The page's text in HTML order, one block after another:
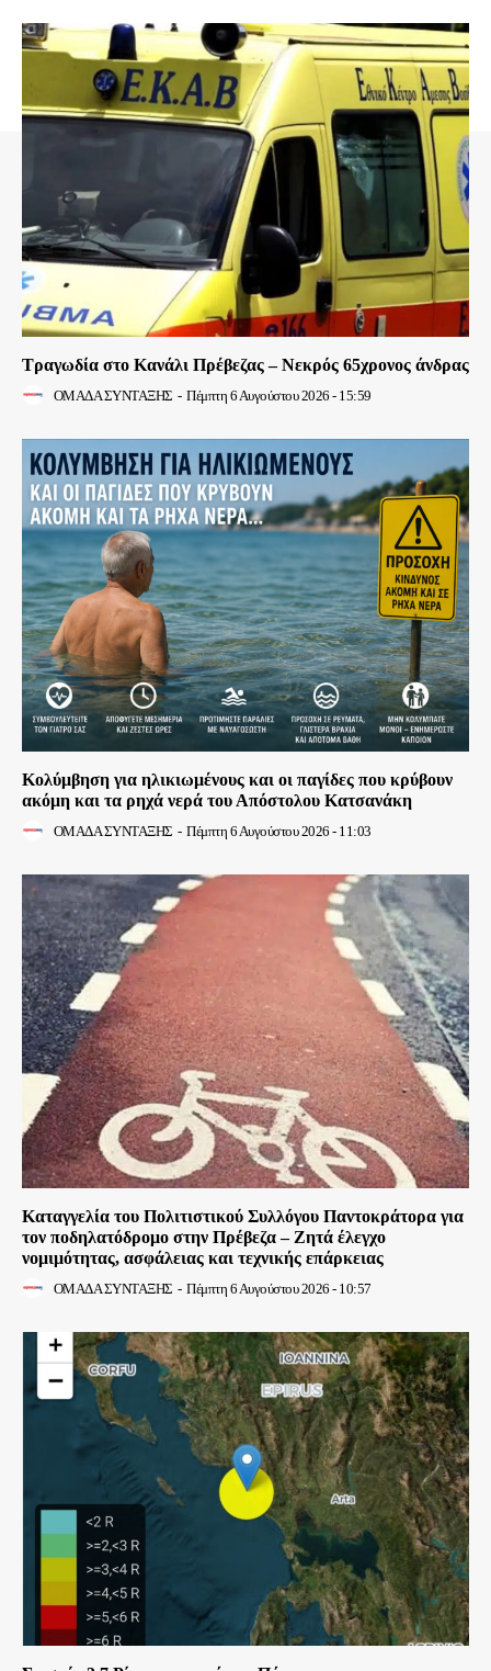
Τραγωδία στο Κανάλι Πρέβεζας – Νεκρός 65χρονος άνδρας
ΟΜΑΔΑ ΣΥΝΤΑΞΗΣ - Πέμπτη 6 Αυγούστου 2026 - 15:59
Κολύμβηση για ηλικιωμένους και οι παγίδες που κρύβουν
ακόμη και τα ρηχά νερά του Απόστολου Κατσανάκη
ΟΜΑΔΑ ΣΥΝΤΑΞΗΣ - Πέμπτη 6 Αυγούστου 2026 - 11:03
Καταγγελία του Πολιτιστικού Συλλόγου Παντοκράτορα για
τον ποδηλατόδρομο στην Πρέβεζα – Ζητά έλεγχο
νομιμότητας, ασφάλειας και τεχνικής επάρκειας
ΟΜΑΔΑ ΣΥΝΤΑΞΗΣ - Πέμπτη 6 Αυγούστου 2026 - 10:57